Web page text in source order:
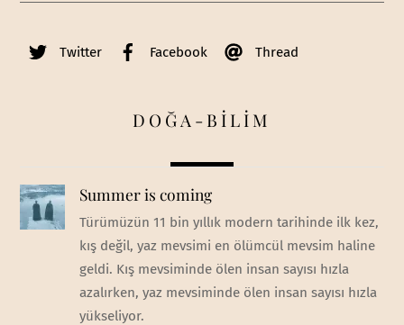
Twitter Facebook Thread
DOĞA-BİLİM
Summer is coming
Türümüzün 11 bin yıllık modern tarihinde ilk kez,
kış değil, yaz mevsimi en ölümcül mevsim haline
geldi. Kış mevsiminde ölen insan sayısı hızla
azalırken, yaz mevsiminde ölen insan sayısı hızla
yükseliyor.